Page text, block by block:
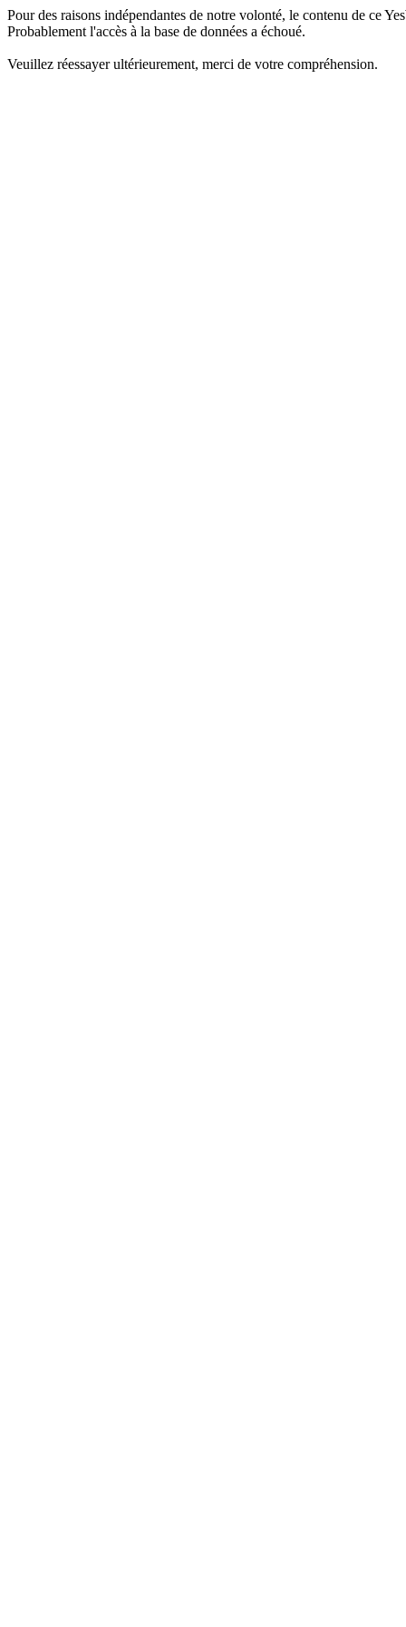
Pour des raisons indépendantes de notre volonté, le contenu de ce
Probablement l'accès à la base de données a échoué.
Veuillez réessayer ultérieurement, merci de votre compréhension.